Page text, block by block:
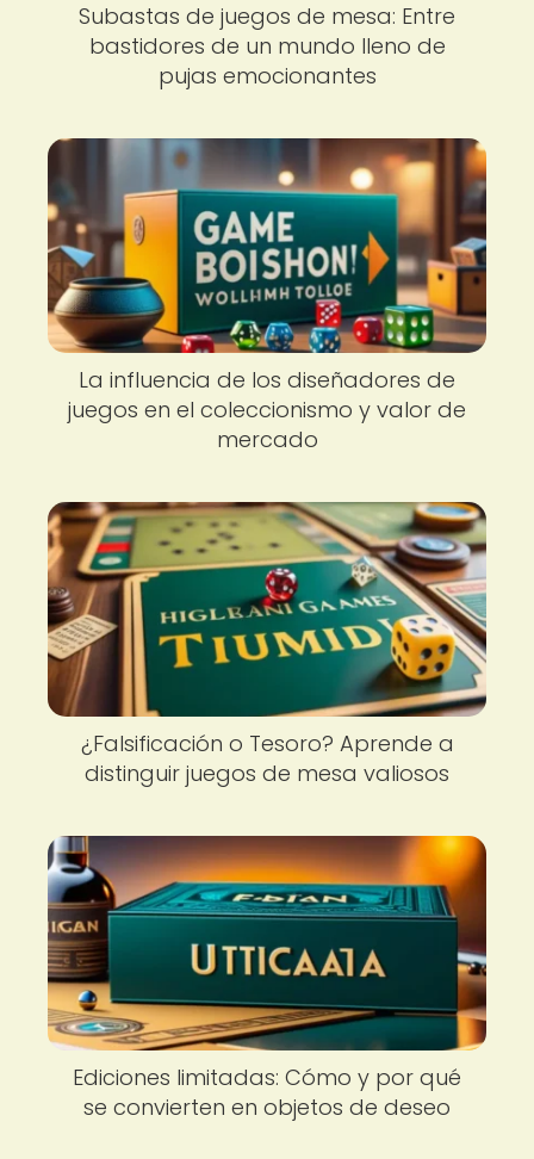
Subastas de juegos de mesa: Entre
bastidores de un mundo lleno de
pujas emocionantes
La influencia de los diseñadores de
juegos en el coleccionismo y valor de
mercado
¿Falsificación o Tesoro? Aprende a
distinguir juegos de mesa valiosos
Ediciones limitadas: Cómo y por qué
se convierten en objetos de deseo